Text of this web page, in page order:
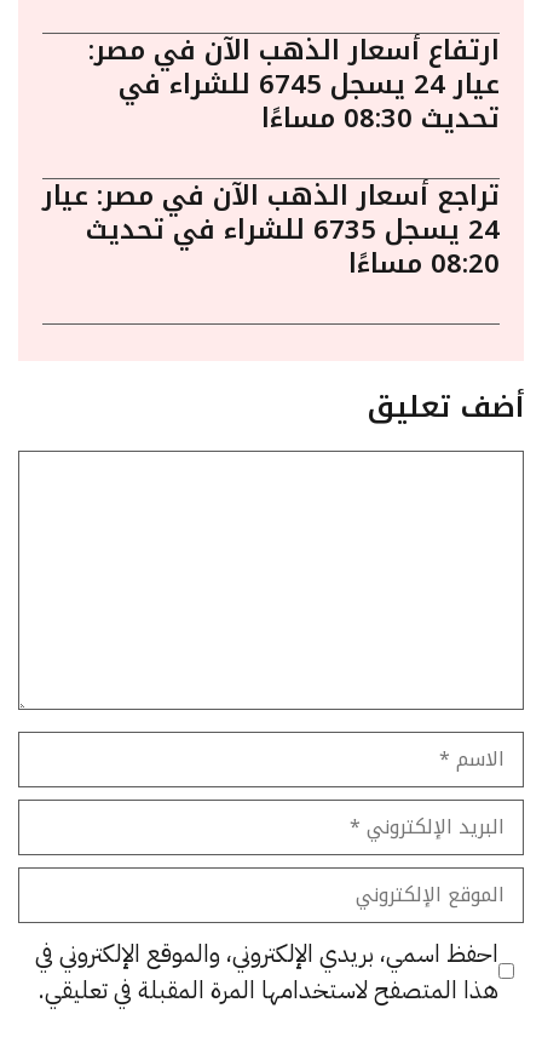
ارتفاع أسعار الذهب الآن في مصر:
عيار 24 يسجل 6745 للشراء في
تحديث 08:30 مساءًا
تراجع أسعار الذهب الآن في مصر: عيار
24 يسجل 6735 للشراء في تحديث
08:20 مساءًا
أضف تعليق
الاسم
البريد
الإلكتروني
الموقع
الإلكتروني
احفظ اسمي، بريدي الإلكتروني، والموقع الإلكتروني في
هذا المتصفح لاستخدامها المرة المقبلة في تعليقي.